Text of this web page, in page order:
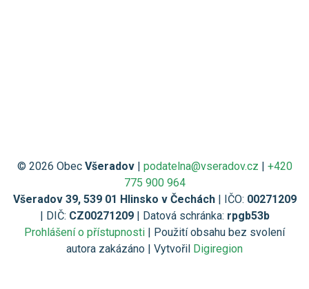
© 2026 Obec Všeradov| podatelna@vseradov.cz | +420
775 900 964
Všeradov 39, 539 01 Hlinsko v Čechách| IČO: 00271209
| DIČ: CZ00271209| Datová schránka: rpgb53b
Prohlášení o přístupnosti | Použití obsahu bez svolení
autora zakázáno | Vytvořil Digiregion